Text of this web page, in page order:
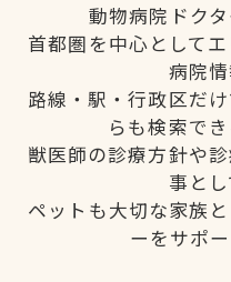
動物病院ドクタ
首都圏を中心として
病院情
路線・駅・行政区だ
らも検索で
獣医師の診療方針や
事とし
ペットも大切な家族
ーをサポー